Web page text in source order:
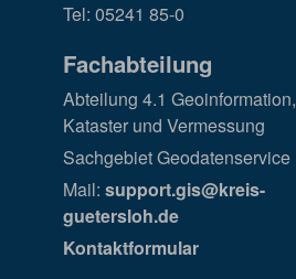
Tel: 05241 85-0
Fachabteilung
Abteilung 4.1 Geoinformation,
Kataster und Vermessung
Sachgebiet Geodatenservice
Mail: support.gis@kreis-
guetersloh.de
Kontaktformular